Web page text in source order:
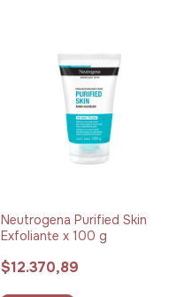
Neutrogena Purified Skin
Exfoliante x 100 g
$12.370,89